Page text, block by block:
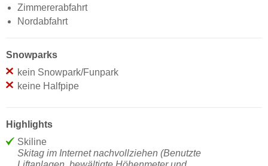
Zimmererabfahrt
Nordabfahrt
Snowparks
kein Snowpark/Funpark
keine Halfpipe
Highlights
Skiline
Skitag im Internet nachvollziehen (Benutzte